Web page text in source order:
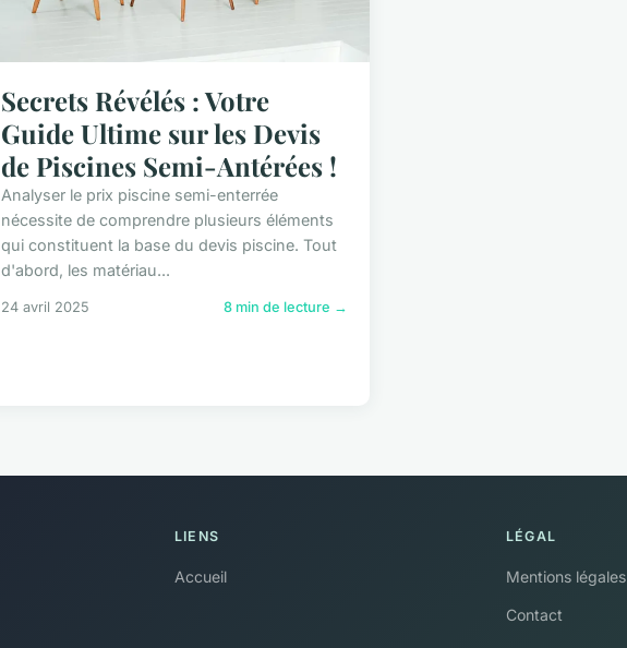
Secrets Révélés : Votre
Guide Ultime sur les Devis
de Piscines Semi-Antérées !
Analyser le prix piscine semi-enterrée
nécessite de comprendre plusieurs éléments
qui constituent la base du devis piscine. Tout
d'abord, les matériau...
24 avril 2025 8 min de lecture →
LIENS
Accueil
LÉGAL
Mentions légales
Contact